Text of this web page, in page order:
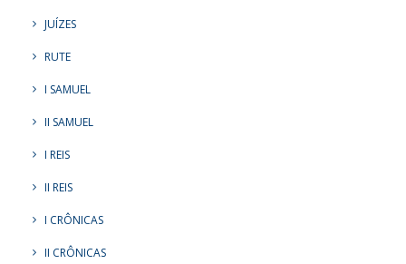
JUÍZES
RUTE
I SAMUEL
II SAMUEL
I REIS
II REIS
I CRÔNICAS
II CRÔNICAS